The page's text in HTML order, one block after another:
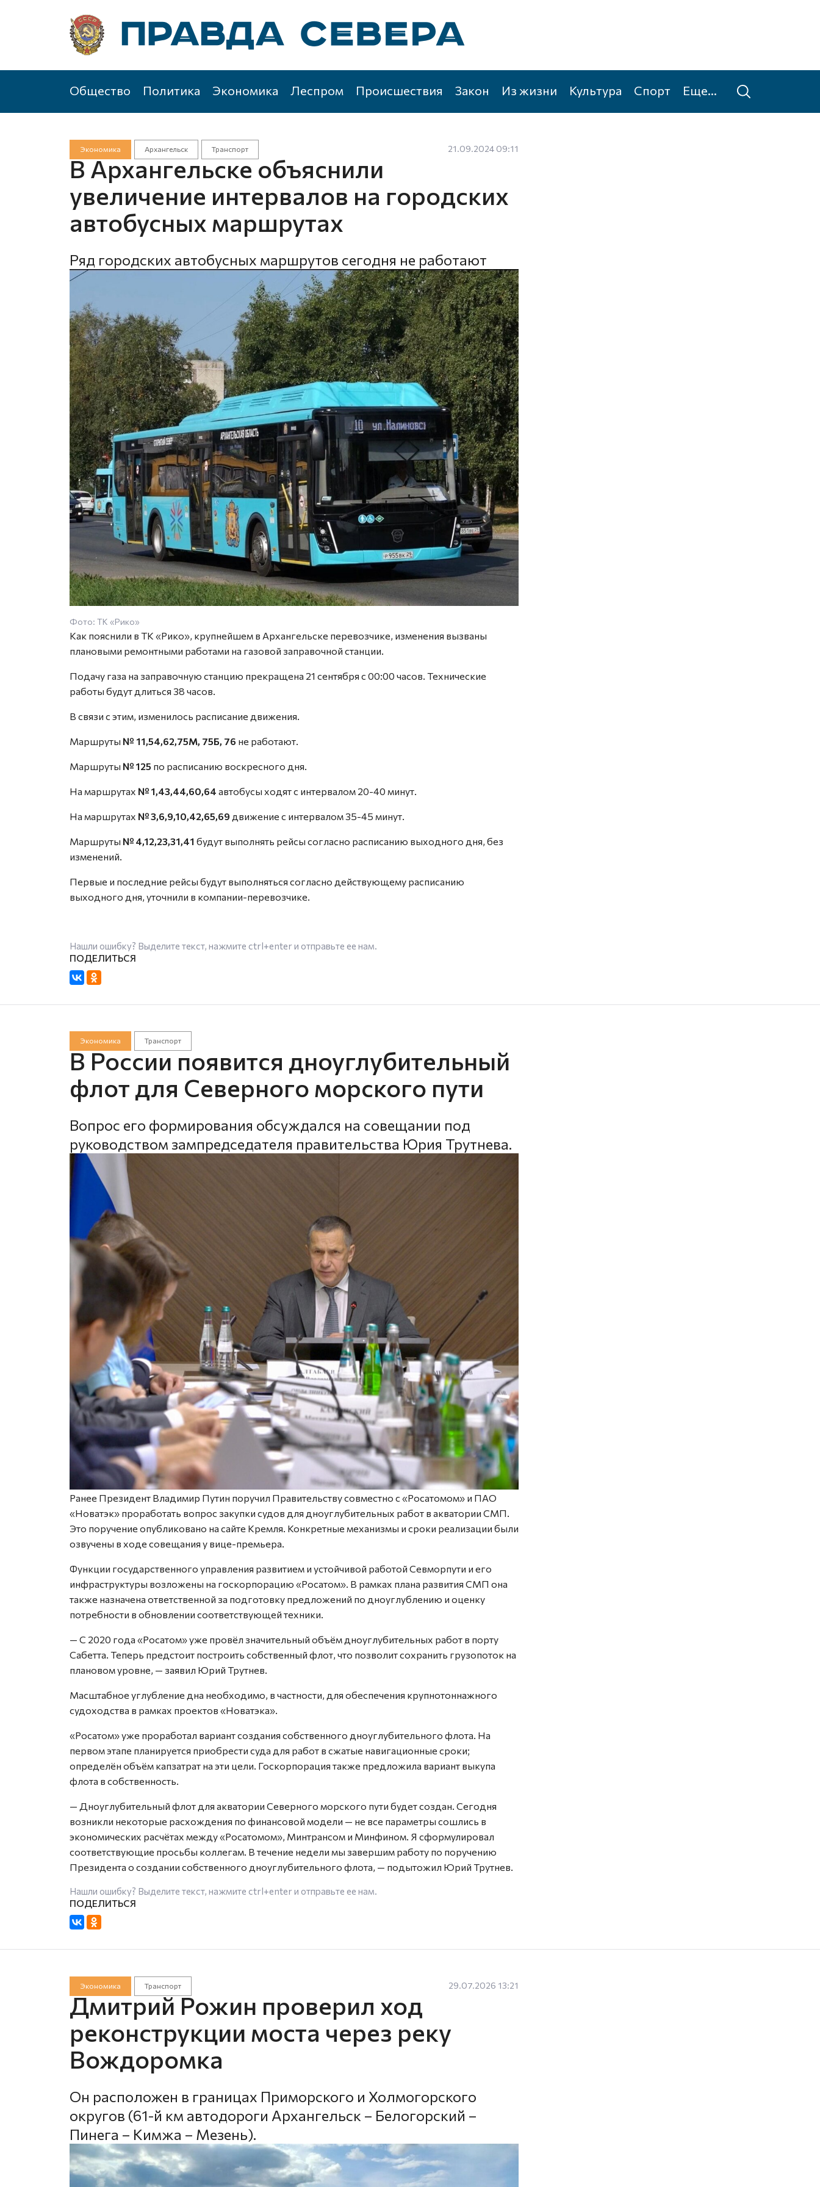
Общество Политика Экономика Леспром Происшествия Закон Из жизни Культура Спорт Еще...
Экономика Архангельск Транспорт 21.09.2024 09:11
В Архангельске объяснили
увеличение интервалов на городских
автобусных маршрутах
Ряд городских автобусных маршрутов сегодня не работают
Фото: ТК «Рико»
Как пояснили в ТК «Рико», крупнейшем в Архангельске перевозчике, изменения вызваны
плановыми ремонтными работами на газовой заправочной станции.
Подачу газа на заправочную станцию прекращена 21 сентября с 00:00 часов. Технические
работы будут длиться 38 часов.
В связи с этим, изменилось расписание движения.
Маршруты № 11,54,62,75М, 75Б, 76 не работают.
Маршруты № 125 по расписанию воскресного дня.
На маршрутах № 1,43,44,60,64 автобусы ходят с интервалом 20-40 минут.
На маршрутах № 3,6,9,10,42,65,69 движение с интервалом 35-45 минут.
Маршруты № 4,12,23,31,41 будут выполнять рейсы согласно расписанию выходного дня, без
изменений.
Первые и последние рейсы будут выполняться согласно действующему расписанию
выходного дня, уточнили в компании-перевозчике.
Нашли ошибку? Выделите текст, нажмите ctrl+enterи отправьте ее нам.
Экономика Транспорт
В России появится дноуглубительный
флот для Северного морского пути
Вопрос его формирования обсуждался на совещании под
руководством зампредседателя правительства Юрия Трутнева.
Ранее Президент Владимир Путин поручил Правительству совместно с «Росатомом» и ПАО
«Новатэк» проработать вопрос закупки судов для дноуглубительных работ в акватории СМП.
Это поручение опубликовано на сайте Кремля. Конкретные механизмы и сроки реализации были
озвучены в ходе совещания у вице-премьера.
Функции государственного управления развитием и устойчивой работой Севморпути и его
инфраструктуры возложены на госкорпорацию «Росатом». В рамках плана развития СМП она
также назначена ответственной за подготовку предложений по дноуглублению и оценку
потребности в обновлении соответствующей техники.
— С 2020 года «Росатом» уже провёл значительный объём дноуглубительных работ в порту
Сабетта. Теперь предстоит построить собственный флот, что позволит сохранить грузопоток на
плановом уровне, — заявил Юрий Трутнев.
Масштабное углубление дна необходимо, в частности, для обеспечения крупнотоннажного
судоходства в рамках проектов «Новатэка».
«Росатом» уже проработал вариант создания собственного дноуглубительного флота. На
первом этапе планируется приобрести суда для работ в сжатые навигационные сроки;
определён объём капзатрат на эти цели. Госкорпорация также предложила вариант выкупа
флота в собственность.
— Дноуглубительный флот для акватории Северного морского пути будет создан. Сегодня
возникли некоторые расхождения по финансовой модели — не все параметры сошлись в
экономических расчётах между «Росатомом», Минтрансом и Минфином. Я сформулировал
соответствующие просьбы коллегам. В течение недели мы завершим работу по поручению
Президента о создании собственного дноуглубительного флота, — подытожил Юрий Трутнев.
Нашли ошибку? Выделите текст, нажмите ctrl+enterи отправьте ее нам.
Экономика Транспорт 29.07.2026 13:21
Дмитрий Рожин проверил ход
реконструкции моста через реку
Вождоромка
Он расположен в границах Приморского и Холмогорского
округов (61-й км автодороги Архангельск – Белогорский –
Пинега – Кимжа – Мезень).